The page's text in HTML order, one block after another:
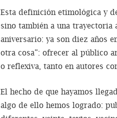
Esta definición etimológica y
sino también a una trayectoria
aniversario: ya son diez años
otra cosa”: ofrecer al público
o reflexiva, tanto en autores
El hecho de que hayamos
algo de ello hemos logrado: